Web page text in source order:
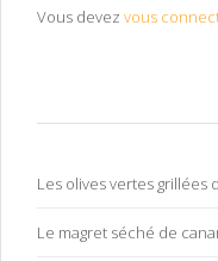
Vous devez vous
Les olives vertes grillées
Le magret séché de